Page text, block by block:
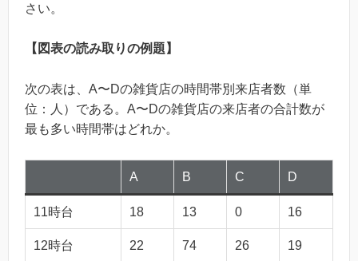
さい。
【図表の読み取りの例題】
次の表は、A〜Dの雑貨店の時間帯別来店者数（単
位：人）である。A〜Dの雑貨店の来店者の合計数が
最も多い時間帯はどれか。
A B C D
11時台 18 13 0 16
12時台 22 74 26 19